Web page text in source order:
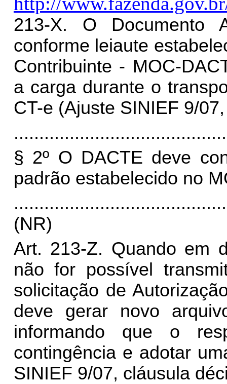
213-X. O
conforme leiaute
Contribuinte - MOC-
a carga durante o
CT-e (Ajuste SINIEF 9/
§ 2º O DACTE deve
padrão estabelecido no
(NR)
Art. 213-Z. Quando em
não for possível
solicitação de
deve gerar novo
informando que o
contingência e adotar
SINIEF 9/07, cláusula